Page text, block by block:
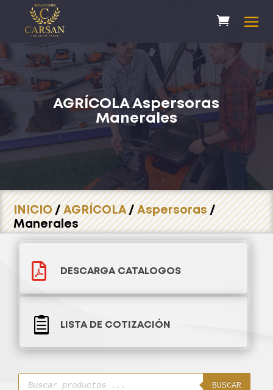
AGRÍCOLA Aspersoras
Manerales
INICIO/AGRÍCOLA/Aspersoras/
Manerales
 DESCARGA CATALOGOS
 LISTA DE COTIZACIÓN
Búsqueda
BUSCAR